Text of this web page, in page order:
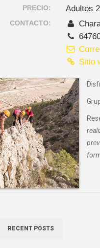
PRECIO: Adultos
CONTACTO:
Sitio
RECENT POSTS